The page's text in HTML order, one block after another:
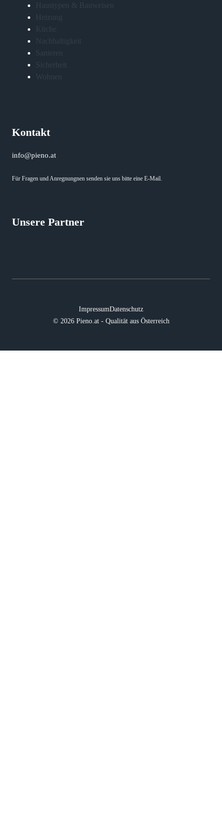
Haustypen & Bauweisen
Heizung
Küche
Nachhaltigkeit
Sanieren
Sicherheit
Wohnen
Kontakt
info@pieno.at
Für Fragen und Anregnungnen senden sie uns bitte eine E-Mail.
Unsere Partner
© 2026 Pieno.at - Qualität aus Österreich
ImpressumDatenschutz